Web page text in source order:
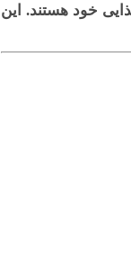
خود هستند. این